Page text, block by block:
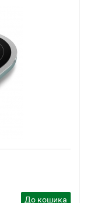
До кошика